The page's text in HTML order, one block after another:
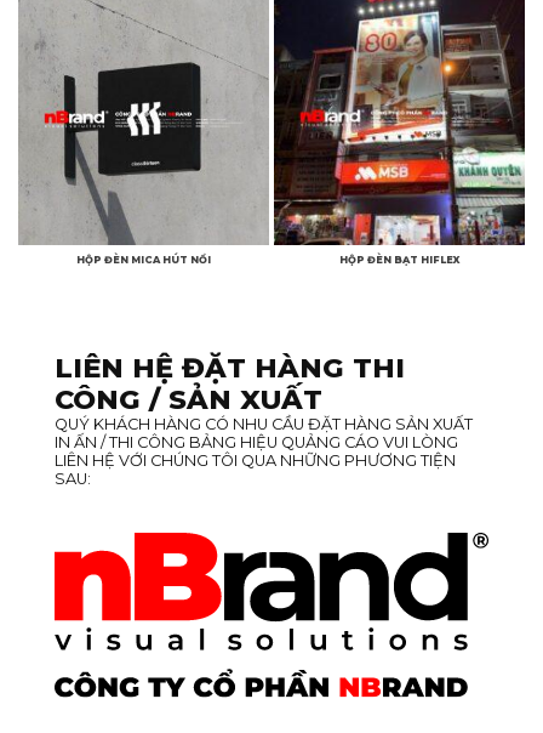
HỘP ĐÈN MICA HÚT NỔI HỘP ĐÈN BẠT HIFLEX
LIÊN HỆ ĐẶT HÀNG THI
CÔNG / SẢN XUẤT
QUÝ KHÁCH HÀNG CÓ NHU CẦU ĐẶT HÀNG SẢN XUẤT
IN ẤN / THI CÔNG BẢNG HIỆU QUẢNG CÁO VUI LÒNG
LIÊN HỆ VỚI CHÚNG TÔI QUA NHỮNG PHƯƠNG TIỆN
SAU: